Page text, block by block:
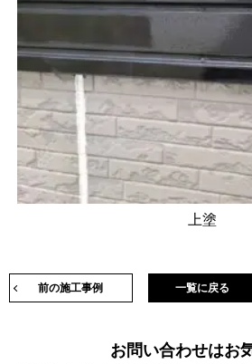
上塗
前の施工事例 一覧に戻る
お問い合わせはお